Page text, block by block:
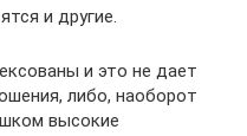
и другие.
и это не дает
либо, наоборот
высокие